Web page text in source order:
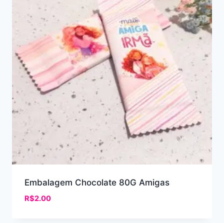
Embalagem Chocolate 80G Amigas
R$2.00